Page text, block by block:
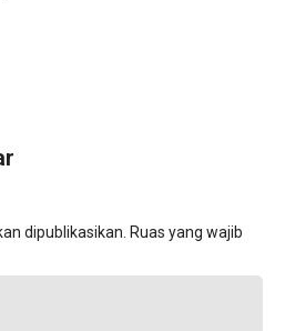
dipublikasikan. Ruas yang wajib